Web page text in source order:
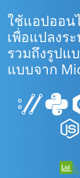
ใช้แอปออน
เพื่อแปลงร
รวมถึงรูปแ
แบบจาก